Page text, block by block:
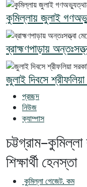
প্রচ্ছদ
নিউজ
ক্যাম্পাস
শিক্ষার্থী হেনস্তা
কুমিল্লা গেজেট. কম
কুমিল্লায় জুলাই
ব্রাহ্মণপাড়ায়
জুলাই দিবসে